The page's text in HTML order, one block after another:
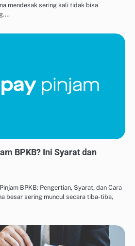
mendesak sering kali tidak bisa
BPKB? Ini Syarat dan
BPKB: Pengertian, Syarat, dan Cara
besar sering muncul secara tiba-tiba,